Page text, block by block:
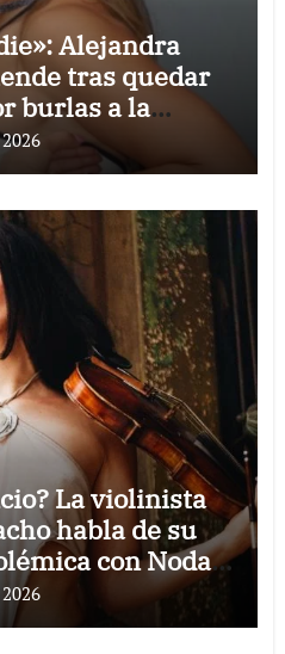
Alejandra
tras quedar
burlas a la
La violinista
habla de su
con Nodal y